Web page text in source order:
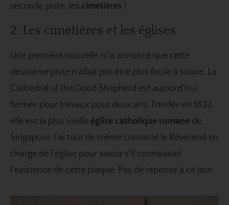
seconde piste, les cimetières !
2. Les cimetières et les églises
Une première nouvelle m’a annoncé que cette
deuxième piste n’allait pas être plus facile à suivre. La
Cathedral of the Good Shepherd est aujourd’hui
fermée pour travaux pour deux ans. Fondée en 1832,
elle est la plus vieille église catholique romane de
Singapour. J’ai tout de même contacté le Révérend en
charge de l’église pour savoir s’il connaissait
l’existence de cette plaque. Pas de réponse à ce jour.